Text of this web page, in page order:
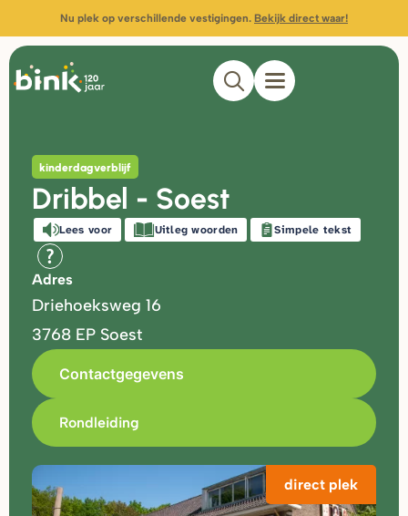
Nu plek op verschillende vestigingen. Bekijk direct waar!
kinderdagverblijf
Dribbel - Soest
Lees voor Uitleg woorden Simpele tekst
Adres
Driehoeksweg 16
3768 EP Soest
Contactgegevens
Rondleiding
direct plek